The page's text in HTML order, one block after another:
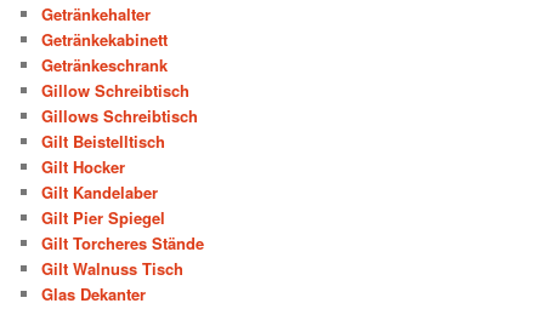
Getränkehalter
Getränkekabinett
Getränkeschrank
Gillow Schreibtisch
Gillows Schreibtisch
Gilt Beistelltisch
Gilt Hocker
Gilt Kandelaber
Gilt Pier Spiegel
Gilt Torcheres Stände
Gilt Walnuss Tisch
Glas Dekanter